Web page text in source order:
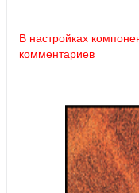
В настройках
комментариев